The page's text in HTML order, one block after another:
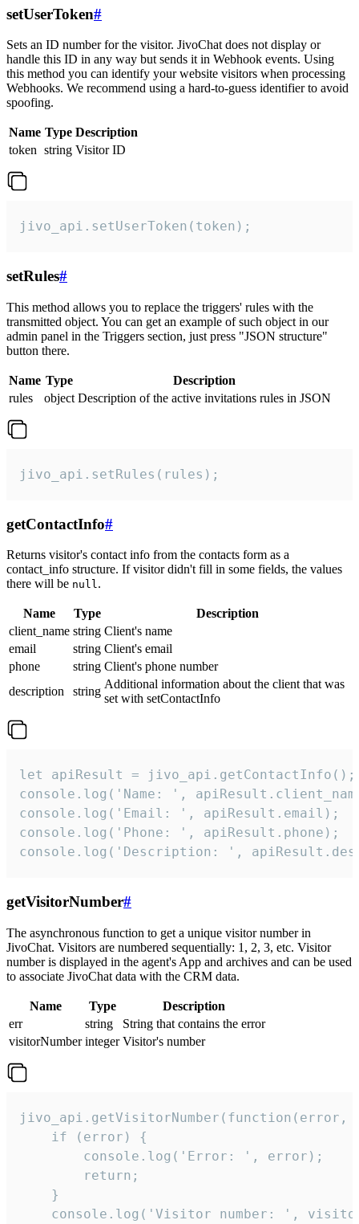
setUserToken#
Sets an ID number for the visitor. JivoChat does not display or
handle this ID in any way but sends it in Webhook events. Using
this method you can identify your website visitors when processing
Webhooks. We recommend using a hard-to-guess identifier to avoid
spoofing.
Name Type Description
token string Visitor ID
jivo_api.setUserToken(token);
setRules#
This method allows you to replace the triggers' rules with the
transmitted object. You can get an example of such object in our
admin panel in the Triggers section, just press "JSON structure"
button there.
Name Type
Description
rules
object Description of the active invitations rules in JSON
jivo_api.setRules(rules);
getContactInfo#
Returns visitor's contact info from the contacts form as a
contact_info structure. If visitor didn't fill in some fields, the values
there will be null.
Name Type
Description
client_name string Client's name
email
string Client's email
phone
string Client's phone number
description
string
Additional information about the client that was
set with setContactInfo
let apiResult = jivo_api.getContactInfo();
console.log('Name: ',
console.log('Email: ', apiResult.email);
console.log('Phone: ', apiResult.phone);
console.log('Description: ',
getVisitorNumber#
The asynchronous function to get a unique visitor number in
JivoChat. Visitors are numbered sequentially: 1, 2, 3, etc. Visitor
number is displayed in the agent's App and archives and can be used
to associate JivoChat data with the CRM data.
Name Type
Description
err
string
String that contains the error
visitorNumber integer Visitor's number
jivo_api.getVisitorNumber(function(error,
    if (error) {
        console.log('Error: ', error);
        return;
    }
console.log('Visitor number: ',